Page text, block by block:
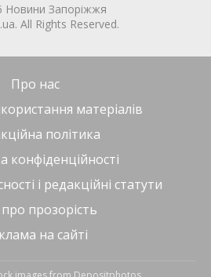
Новини Запоріжжя
All Rights Reserved.
Про нас
матеріалів
політика
конфіденційності
і редакційні статути
про прозорість
на сайті